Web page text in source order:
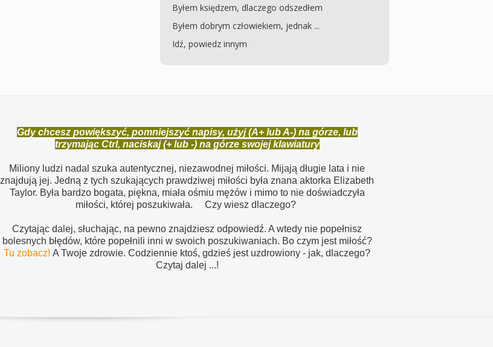
Byłem księdzem, dlaczego odszedłem
Byłem dobrym człowiekiem, jednak ...
Idź, powiedz innym
Gdy chcesz powiększyć, pomniejszyć napisy, użyj (A+ lub A-) na górze, lub
trzymając Ctrl, naciskaj (+ lub -) na górze swojej klawiatury
Miliony ludzi nadal szuka autentycznej, niezawodnej miłości. Mijają długie lata i nie
znajdują jej. Jedną z tych szukających prawdziwej miłości była znana aktorka Elizabeth
Taylor. Była bardzo bogata, piękna, miała ośmiu mężów i mimo to nie doświadczyła
miłości, której poszukiwała. Czy wiesz dlaczego?
Czytając dalej, słuchając, na pewno znajdziesz odpowiedź. A wtedy nie popełnisz
bolesnych błędów, które popełnili inni w swoich poszukiwaniach. Bo czym jest miłość?
Tu zobacz!A Twoje zdrowie. Codziennie ktoś, gdzieś jest uzdrowiony - jak, dlaczego?
Czytaj dalej ...!